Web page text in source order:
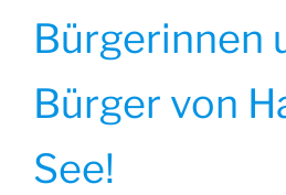
Bürgerinnen
Bürger von
See!